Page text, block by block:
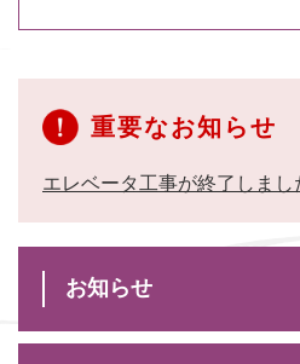
重要なお知らせ
エレベータ工事が終了しまし
お知らせ